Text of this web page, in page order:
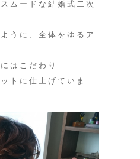
ムードな結婚式二次
うに、全体をゆるア
はこだわり
トに仕上げていま